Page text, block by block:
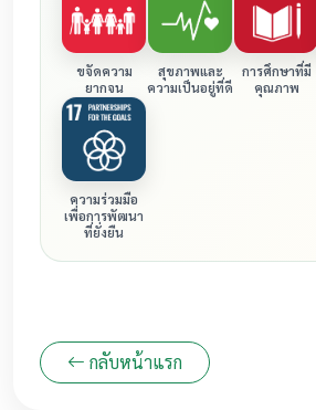
ขจัดความ
ยากจน
สุขภาพและ
ความเป็นอยู่ที่ดี
การศึกษาที่มี
คุณภาพ
ความร่วมมือ
เพื่อการพัฒนา
ที่ยั่งยืน
กลับหน้าแรก